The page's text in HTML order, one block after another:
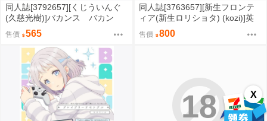
X
同人誌[3792657][くじういんぐ
(久慈光樹)]バカンス バカン
ス ～避暑地編～ (Kanon)
售價 565
同人誌[3763657][新生フロンテ
ィア(新生ロリショタ) (kozi)]英
霊オトコの娘雌堕ち●●記総集編
(Fate/FGO)
售價 800
18